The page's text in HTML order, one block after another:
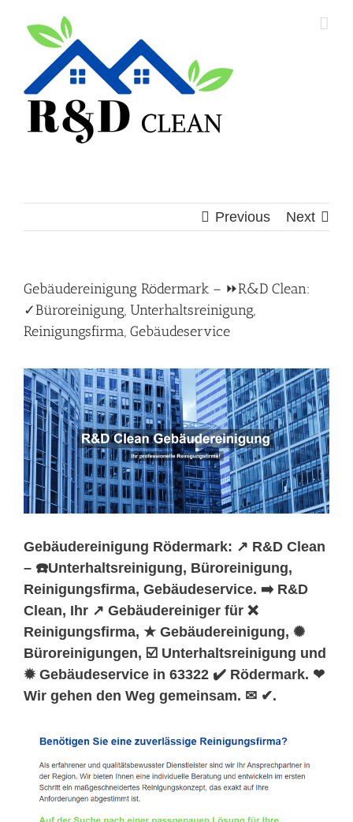
Previous Next
Gebäudereinigung Rödermark – ⏩R&D Clean:
✓Büroreinigung, Unterhaltsreinigung,
Reinigungsfirma, Gebäudeservice
Gebäudereinigung Rödermark: ↗️ R&D Clean
– ☎️Unterhaltsreinigung, Büroreinigung,
Reinigungsfirma, Gebäudeservice. ➡️ R&D
Clean, Ihr ↗️ Gebäudereiniger für ❌
Reinigungsfirma, ★ Gebäudereinigung, ✺
Büroreinigungen, ☑️ Unterhaltsreinigung und
✹ Gebäudeservice in 63322 ✔️ Rödermark. ❤
Wir gehen den Weg gemeinsam. ✉ ✔.